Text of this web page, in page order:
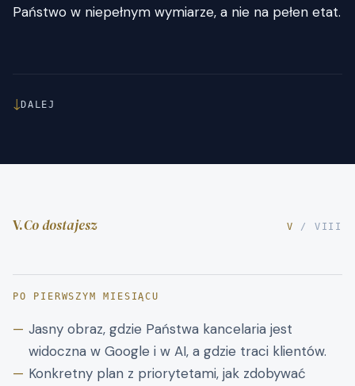
Państwo w niepełnym wymiarze, a nie na pełen etat.
↓ DALEJ
V.Co dostajesz V / VIII
PO PIERWSZYM MIESIĄCU
Jasny obraz, gdzie Państwa kancelaria jest
widoczna w Google i w AI, a gdzie traci klientów.
Konkretny plan z priorytetami, jak zdobywać